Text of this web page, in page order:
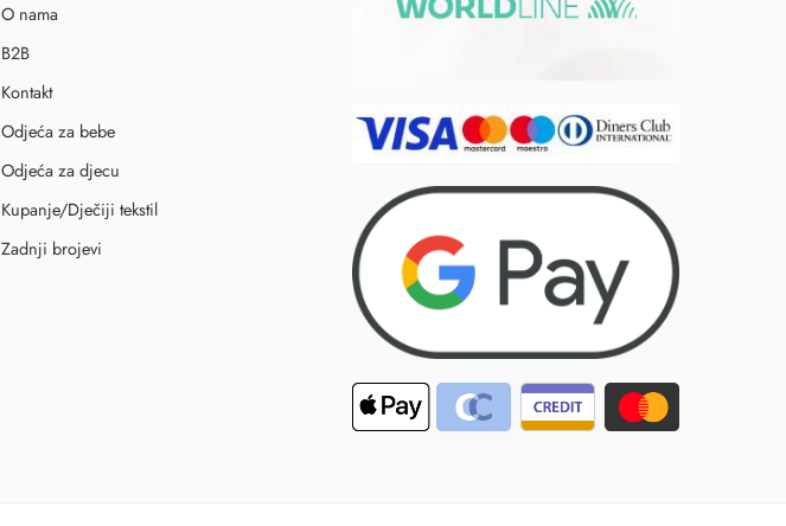
O nama
B2B
Kontakt
Odjeća za bebe
Odjeća za djecu
Kupanje/Dječiji tekstil
Zadnji brojevi